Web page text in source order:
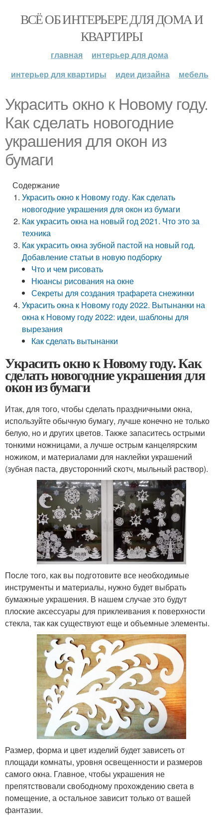
ВСЁ ОБ ИНТЕРЬЕРЕ ДЛЯ ДОМА И
КВАРТИРЫ
главная
интерьер для дома
интерьер для квартиры
идеи дизайна мебель
Украсить окно к Новому году.
Как сделать новогодние
украшения для окон из
бумаги
Содержание
Украсить окно к Новому году. Как сделать
новогодние украшения для окон из бумаги
Как украсить окна на новый год 2021. Что это за
техника
Как украсить окна зубной пастой на новый год.
Добавление статьи в новую подборку
Что и чем рисовать
Нюансы рисования на окне
Секреты для создания трафарета снежинки
Украсить окна к Новому году 2022. Вытынанки на
окна к Новому году 2022: идеи, шаблоны для
вырезания
Как сделать вытынанки
Украсить окно к Новому году. Как
сделать новогодние украшения для
окон из бумаги
Итак, для того, чтобы сделать праздничными окна,
используйте обычную бумагу, лучше конечно не только
белую, но и других цветов. Также запаситесь острыми
тонкими ножницами, а лучше острым канцелярским
ножиком, и материалами для наклейки украшений
(зубная паста, двусторонний скотч, мыльный раствор).
После того, как вы подготовите все необходимые
инструменты и материалы, нужно будет выбрать
бумажные украшения. В нашем случае это будут
плоские аксессуары для приклеивания к поверхности
стекла, так как существуют еще и объемные элементы.
Размер, форма и цвет изделий будет зависеть от
площади комнаты, уровня освещенности и размеров
самого окна. Главное, чтобы украшения не
препятствовали свободному прохождению света в
помещение, а остальное зависит только от вашей
фантазии.